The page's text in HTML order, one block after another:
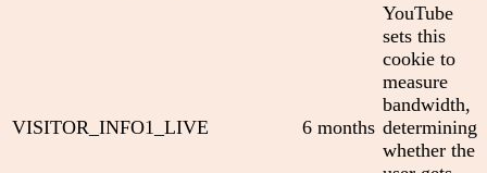
VISITOR_INFO1_LIVE 6 months
YouTube
sets this
cookie to
measure
bandwidth,
determining
whether the